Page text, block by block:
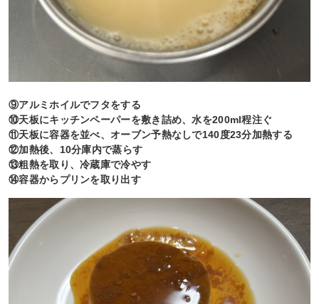
⑨アルミホイルでフタをする
⑩天板にキッチンペーパーを敷き詰め、水を200ml程注ぐ
⑪天板に容器を並べ、オーブン予熱なしで140度23分加熱する
⑫加熱後、10分庫内で蒸らす
⑬粗熱を取り、冷蔵庫で冷やす
⑭容器からプリンを取り出す